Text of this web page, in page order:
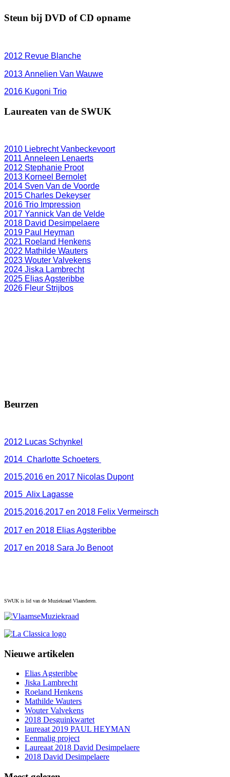
Steun bij DVD of CD opname
2012 Revue Blanche
2013 Annelien Van Wauwe
2016 Kugoni Trio
Laureaten van de SWUK
2010 Liebrecht Vanbeckevoort
2011 Anneleen Lenaerts
2012 Stephanie Proot
2013 Korneel Bernolet
2014 Sven Van de Voorde
2015 Charles Dekeyser
2016 Trio Impression
2017 Yannick Van de Velde
2018 David Desimpelaere
2019 Paul Heyman
2021 Roeland Henkens
2022 Mathilde Wauters
2023 Wouter Valvekens
2024 Jiska Lambrecht
2025 Elias Agsteribbe
2026 Fleur Strijbos
Beurzen
2012 Lucas Schynkel
2014 Charlotte Schoeters
2015,2016 en 2017 Nicolas Dupont
2015 Alix Lagasse
2015,2016,2017 en 2018 Felix Vermeirsch
2017 en 2018 Elias Agsteribbe
2017 en 2018 Sara Jo Benoot
SWUK is lid van de Muziekraad Vlaanderen.
Nieuwe artikelen
Elias Agsteribbe
Jiska Lambrecht
Roeland Henkens
Mathilde Wauters
Wouter Valvekens
2018 Desguinkwartet
laureaat 2019 PAUL HEYMAN
Eenmalig project
Laureaat 2018 David Desimpelaere
2018 David Desimpelaere